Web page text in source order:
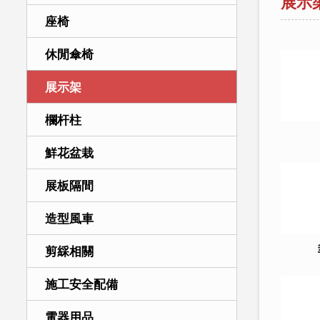
座椅
休閒傘椅
展示架
欄杆柱
鮮花盆栽
展板隔間
造型風車
剪綵相關
施工安全配備
電器用品